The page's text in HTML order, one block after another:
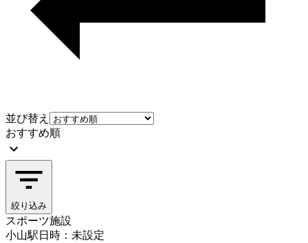
並び替え
おすすめ順
絞り込み
スポーツ施設
小山駅日時：未設定